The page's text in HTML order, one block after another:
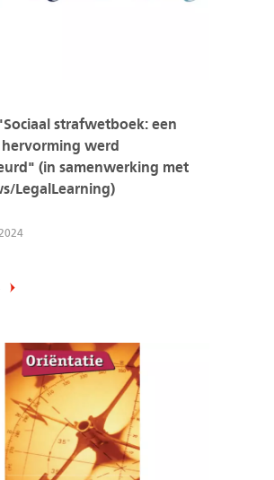
strafwetboek: een
werd
(in samenwerking met
LegalLearning)